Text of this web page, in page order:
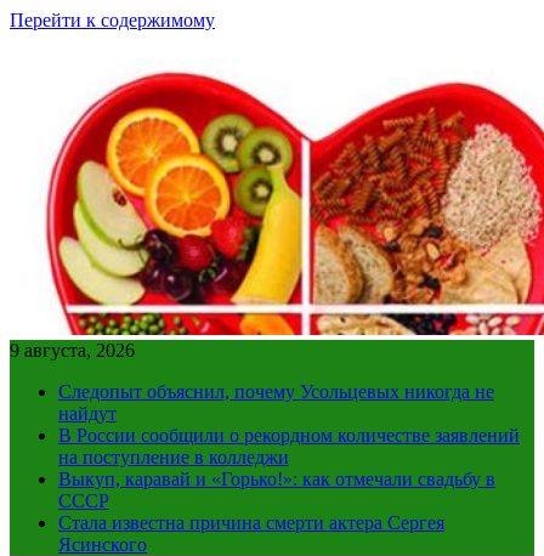
Перейти к содержимому
9 августа, 2026
Следопыт объяснил, почему Усольцевых никогда не
найдут
В России сообщили о рекордном количестве заявлений
на поступление в колледжи
Выкуп, каравай и «Горько!»: как отмечали свадьбу в
СССР
Стала известна причина смерти актера Сергея
Ясинского